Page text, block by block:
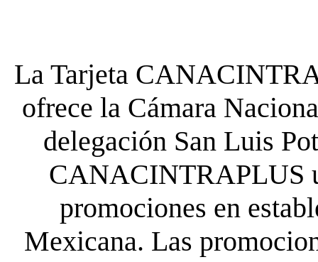
La Tarjeta
ofrece la Cámara
delegación San Luis
CANACINTRAPLUS
promociones en
Mexicana. Las